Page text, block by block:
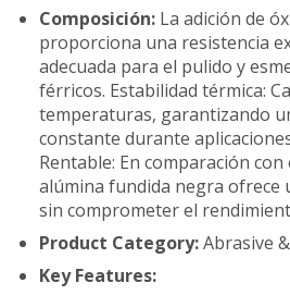
Composición: La adición de
proporciona una resistencia
adecuada para el pulido y
férricos. Estabilidad térmica:
temperaturas, garantizando
constante durante
Rentable: En comparación
alúmina fundida negra ofrece
sin comprometer el
Product Category:Abrasive
Key Features: